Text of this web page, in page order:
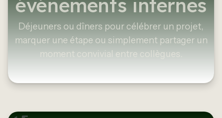
événements internes
Déjeuners ou dîners pour célébrer un projet,
marquer une étape ou simplement partager un
moment convivial entre collègues.